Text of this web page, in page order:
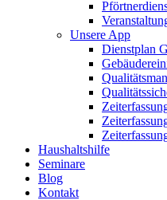
Unsere App
Dienstplan
Haushaltshilfe
Seminare
Blog
Kontakt